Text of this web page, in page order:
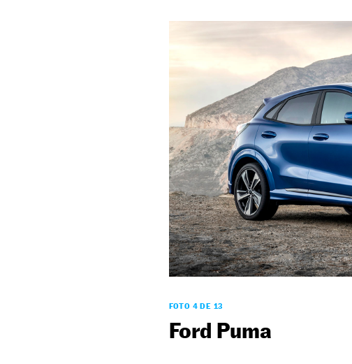
FOTO 4 DE 13
Ford Puma